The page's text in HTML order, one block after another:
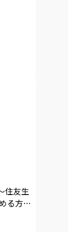
住友生
る方